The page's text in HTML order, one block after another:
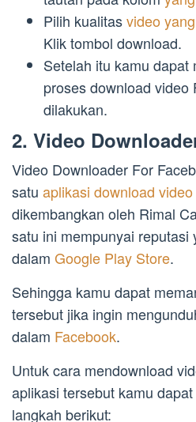
Pilih kualitasvideo yang
Klik tombol download.
Setelah itu kamu dapat
proses download video
dilakukan.
2. Video
Video Downloader For
satu aplikasi download
dikembangkan oleh Rimal
satu ini mempunyai reputasi
dalam Google Play Store.
Sehingga kamu dapat
tersebut jika ingin
dalam Facebook.
Untuk cara mendownload
aplikasi tersebut kamu
langkah berikut: